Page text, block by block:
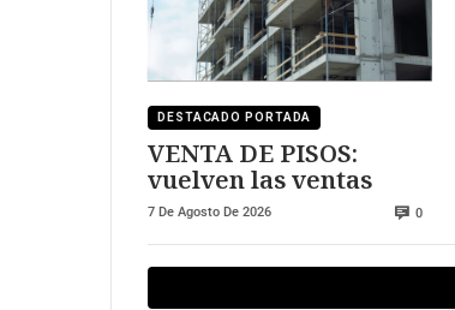
DESTACADO PORTADA
VENTA DE PISOS:
vuelven las ventas
7 De Agosto De 2026 0